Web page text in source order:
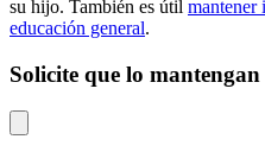
su hijo. También es útil mantener
educación general.
Solicite que lo